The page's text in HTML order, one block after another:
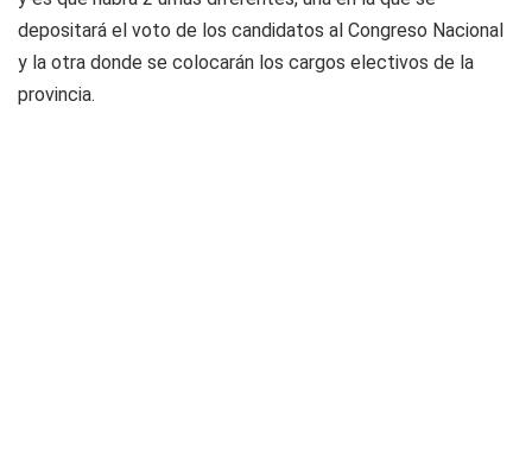
depositará el voto de los candidatos al Congreso Nacional
y la otra donde se colocarán los cargos electivos de la
provincia.